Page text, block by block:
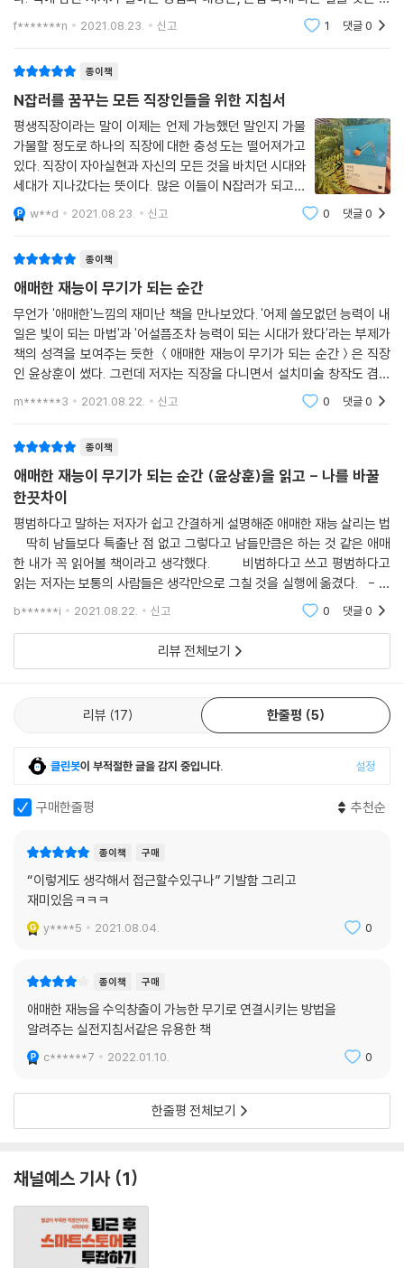
- 평범한 대학생이 개인여행을 한다니 대기업이 1,000만 원을 줌
- 대학 시절 C+ 받았던 과제로 군 복무 중 특허 출원함
- 토익점수도 없는데 대기업 인턴을 거쳐 또다른 대기업 공채 입사함
무엇보다 내 애매한 재능을 ‘사람들이 궁금해할 재능’으로 변화시켜야 한
다. 그렇다. 이 책은 평범하고 보잘것없어 보이는 재능, 분야, 관심을 사람
들이 반응하고 궁금해하는 상품 또는 콘텐츠로 변화시키는 방법에 대해 설
명한다. 아주 쉽게 그리고 강력하게 애매한 재능을 다져가는 과정에 대한
내용이다. 이것이 핵심이다. 중요한 것은 얼마나 탁월한가가 아니다. 얼마
매함이야말로 호기심을 탄생시키기 위한 가장 좋은 재료다.
이 책은 하고 싶은 일이 있어도 재능이 부족하다는 생각에 단념하고 살아
가는 이들에겐 잊고 있던 설렘을, 자신의 재능을 믿고 원하는 일을 하며 살
아가지만 불확실한 미래 때문에 밤잠을 설치는 이들에겐 안정감과 확신을,
무얼 좋아하는지 몰라 방황하는 이들에겐 어떻게 원하는 일을 찾고 개발해
나가야 하는지에 대한 명확한 방법을 설명한다.
들에게, 시행착오를 줄일 수 있을 거 같기 때문이다. 저자는 회사를 다니
f*******n 2021.08.23. 신고 1 댓글0
종이책
N잡러를 꿈꾸는 모든 직장인들을 위한 지침서
평생직장이라는 말이 이제는 언제 가능했던 말인지 가물
가물할 정도로 하나의 직장에 대한 충성 도는 떨어져가고
있다. 직장이 자아실현과 자신의 모든 것을 바치던 시대와
세대가 지나갔다는 뜻이다. 많은 이들이 N잡러가 되고싶
어하며 회사나 직업에 대한 관심과 충성도를 가지기보다
자신의 커리어를 쌓고 자유 시간과 여유를 가질 수 있을지
w**d 2021.08.23. 신고 0 댓글0
종이책
애매한 재능이 무기가 되는 순간
무언가 '애매한'느낌의 재미난 책을 만나보았다. '어제 쓸모없던 능력이 내
일은 빛이 되는 마법'과 '어설픔조차 능력이 되는 시대가 왔다'라는 부제가
책의 성격을 보여주는 듯한 ＜애매한 재능이 무기가 되는 순간＞은 직장
인 윤상훈이 썼다. 그런데 저자는 직장을 다니면서 설치미술 창작도 겸하
고 있다. 이른바 직티스트(직장인 아티스트)이다. 자신이 좋아하는 일을
m******3 2021.08.22. 신고 0 댓글0
종이책
애매한 재능이 무기가 되는 순간 (윤상훈)을 읽고 - 나를 바꿀
한끗차이
평범하다고 말하는 저자가 쉽고 간결하게 설명해준 애매한 재능 살리는 법
한 내가 꼭 읽어볼 책이라고 생각했다. 비범하다고 쓰고 평범하다고
읽는 저자는 보통의 사람들은 생각만으로 그칠 것을 실행에 옮겼다. - 멘
토를 찾아 떠나는 전국일주를 기업의 후원받아 하기 - 군복무 중
b******i 2021.08.22. 신고 0 댓글0
리뷰 전체보기
리뷰 17 한줄평 5
클린봇이 부적절한 글을 감지 중입니다. 설정
구매한줄평 추천순
종이책 구매
“이렇게도 생각해서 접근할수있구나” 기발함 그리고
재미있음ㅋㅋㅋ
y****5 2021.08.04. 0
종이책 구매
애매한 재능을 수익창출이 가능한 무기로 연결시키는 방법을
알려주는 실전지침서같은 유용한 책
c******7 2022.01.10. 0
한줄평 전체보기
채널예스 기사 1